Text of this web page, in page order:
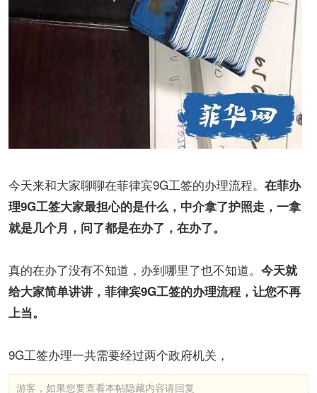
今天来和大家聊聊在菲律宾9G工签的办理流程。 在菲办
理9G工签大家最担心的是什么，中介拿了护照走，一拿
就是几个月，问了都是在办了，在办了。
真的在办了没有不知道，办到哪里了也不知道。 今天就
给大家简单讲讲，菲律宾9G工签的办理流程，让您不再
上当。
9G工签办理一共需要经过两个政府机关，
游客，如果您要查看本帖隐藏内容请回复